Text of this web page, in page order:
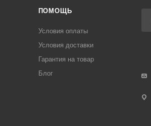
ПОМОЩЬ
Условия оплаты
Условия доставки
Гарантия на товар
Блог